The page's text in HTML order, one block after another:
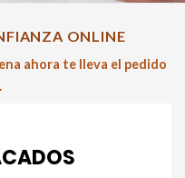
ONLINE
ahora te lleva el pedido